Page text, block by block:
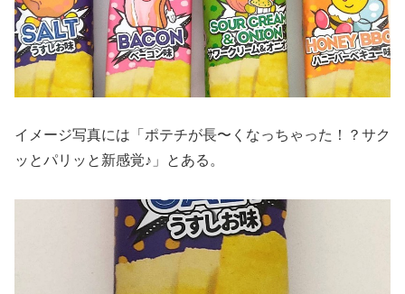
イメージ写真には「ポテチが長〜くなっちゃった！？サク
ッとパリッと新感覚♪」とある。